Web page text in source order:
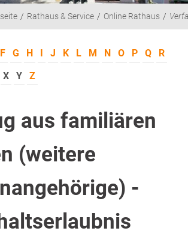
Rathaus & Service Online Rathaus
F G H I J K L M N O P Q
R
X Y Z
aus familiären
(weitere
-